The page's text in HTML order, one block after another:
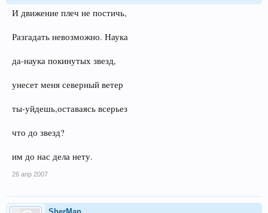
И движение плеч не постичь,
Разгадать невозможно. Наука
да-наука покинутых звезд,
унесет меня северный ветер
ты-уйдешь,оставаясь всерьез
что до звезд?
им до нас дела нету.
26 апр 2007